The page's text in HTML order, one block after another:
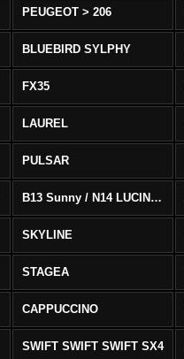
PEUGEOT > 206
BLUEBIRD SYLPHY
FX35
LAUREL
PULSAR
B13 Sunny / N14 LUCINO / SENTRA 331
SKYLINE
STAGEA
CAPPUCCINO
SWIFT SWIFT SWIFT SX4